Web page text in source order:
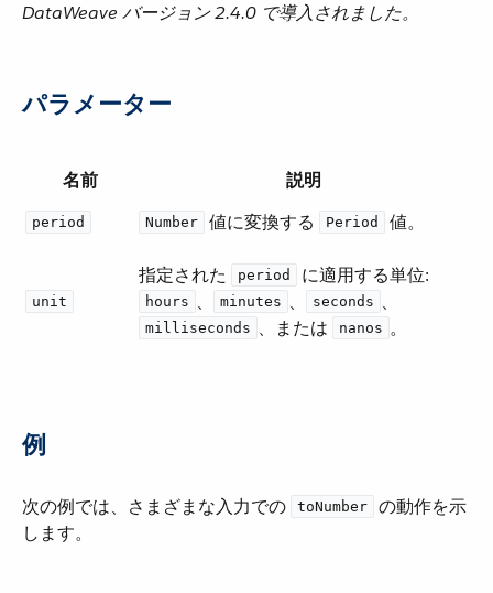
DataWeave バージョン 2.4.0 で導入されました。
パラメーター
名前 説明
period Number ​ 値に変換する ​ Period ​ 値。
unit
指定された ​ period ​ に適用する単位:
hours ​、​ minutes ​、​ seconds ​、​
milliseconds ​、または ​ nanos ​。
例
次の例では、さまざまな入力での ​ toNumber
​ の動作を示
します。